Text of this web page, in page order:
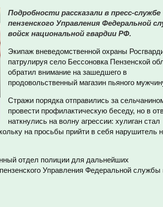
Подробности рассказали в пресс-службе
пензенского Управления Федеральной
войск национальной гвардии РФ.
Экипаж вневедомственной охраны
патрулируя село Бессоновка Пензенской
обратил внимание на зашедшего в
продовольственный магазин пьяного
Стражи порядка отправились за
провести профилактическую беседу, но в
наткнулись на волну агрессии: хулиган стал
на просьбы прийти в себя нарушитель
отдел полиции для дальнейших
Управления Федеральной службы